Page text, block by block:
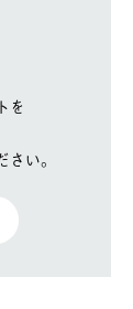
を
い。